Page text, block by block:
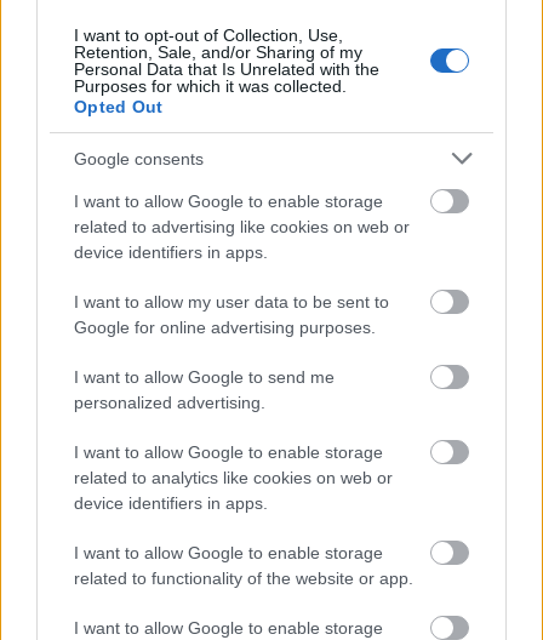
I want to opt-out of Collection, Use,
Retention, Sale, and/or Sharing of my
Personal Data that Is Unrelated with the
Purposes for which it was collected.
Opted Out
Google consents
I want to allow Google to enable storage
related to advertising like cookies on web or
device identifiers in apps.
I want to allow my user data to be sent to
Google for online advertising purposes.
I want to allow Google to send me
personalized advertising.
I want to allow Google to enable storage
related to analytics like cookies on web or
device identifiers in apps.
I want to allow Google to enable storage
related to functionality of the website or app.
I want to allow Google to enable storage
IMDB
A sorozat már az elejétől kezdve nagyon leköti a
figyelmet, és bár a közepénél úgy éreztem, hogy
befejezés alapján valószínűleg lesz második évad is,
amit az első megnézése után elképesztően várok.
Megosztás
Messengeren
Itt állíthatod be , hogy a Google